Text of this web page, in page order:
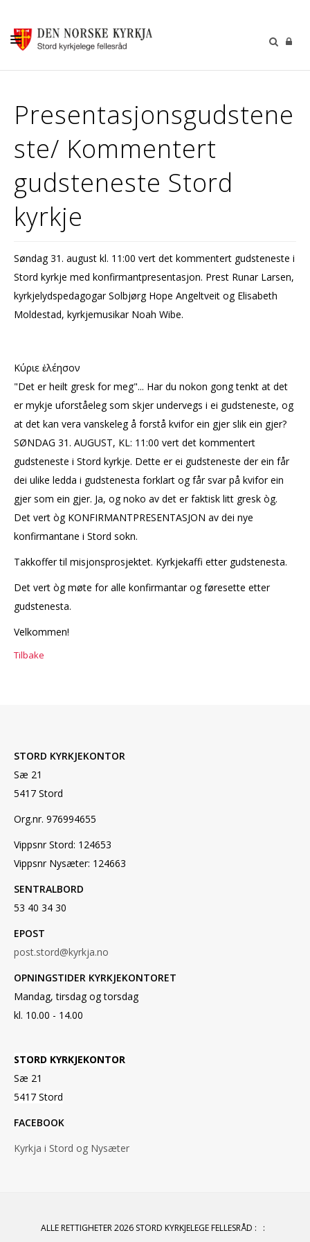
GUDSTENESTER
DÅP VIGSEL GRAVFERD
SOKNERÅDA
INFORMASJON
GI EI GÅVE
Presentasjonsgudstene
ste/ Kommentert
gudsteneste Stord
kyrkje
Søndag 31. august kl. 11:00 vert det kommentert gudsteneste i
Stord kyrkje med konfirmantpresentasjon. Prest Runar Larsen,
kyrkjelydspedagogar Solbjørg Hope Angeltveit og Elisabeth
Moldestad, kyrkjemusikar Noah Wibe.
Κύριε ἐλέησον
"Det er heilt gresk for meg"... Har du nokon gong tenkt at det
er mykje uforståeleg som skjer undervegs i ei gudsteneste, og
at det kan vera vanskeleg å forstå kvifor ein gjer slik ein gjer?
SØNDAG 31. AUGUST, KL: 11:00 vert det kommentert
gudsteneste i Stord kyrkje. Dette er ei gudsteneste der ein får
dei ulike ledda i gudstenesta forklart og får svar på kvifor ein
gjer som ein gjer. Ja, og noko av det er faktisk litt gresk òg.
Det vert òg KONFIRMANTPRESENTASJON av dei nye
konfirmantane i Stord sokn.
Takkoffer til misjonsprosjektet. Kyrkjekaffi etter gudstenesta.
Det vert òg møte for alle konfirmantar og føresette etter
gudstenesta.
Velkommen!
Tilbake
STORD KYRKJEKONTOR
Sæ 21
5417 Stord
Org.nr. 976994655
Vippsnr Stord: 124653
Vippsnr Nysæter: 124663
SENTRALBORD
53 40 34 30
EPOST
post.stord@kyrkja.no
OPNINGSTIDER KYRKJEKONTORET
Mandag, tirsdag og torsdag
kl. 10.00 - 14.00
STORD KYRKJEKONTOR
Sæ 21
5417 Stord
FACEBOOK
Kyrkja i Stord og Nysæter
ALLE RETTIGHETER 2026 STORD KYRKJELEGE FELLESRÅD : :